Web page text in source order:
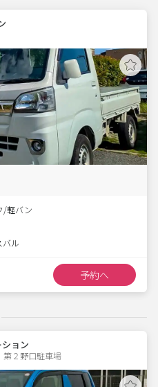
/軽バン
バル
予約へ
ョン
第２野口駐車場